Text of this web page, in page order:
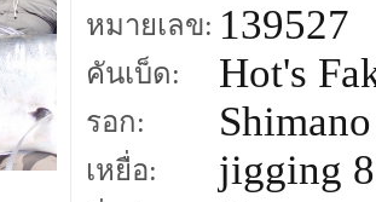
หมายเลข: 139527
คันเบ็ด: Hot's
รอก:
เหยื่อ: jigging